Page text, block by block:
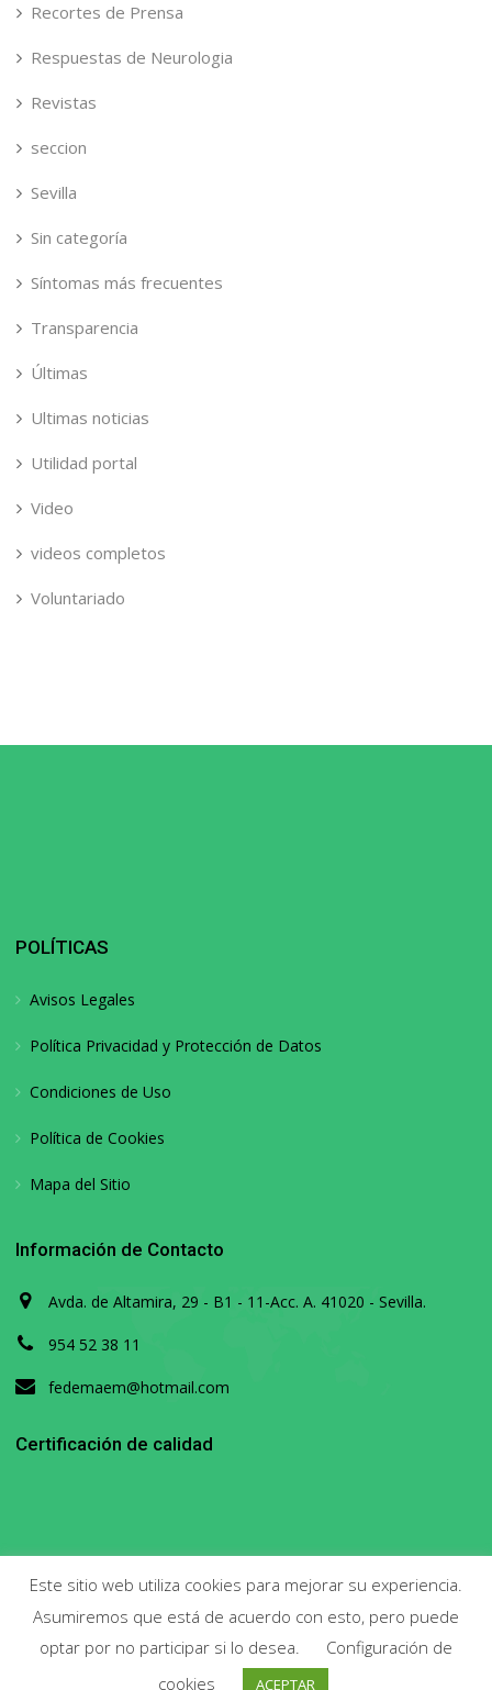
Recortes de Prensa
Respuestas de Neurologia
Revistas
seccion
Sevilla
Sin categoría
Síntomas más frecuentes
Transparencia
Últimas
Ultimas noticias
Utilidad portal
Video
videos completos
Voluntariado
POLÍTICAS
Avisos Legales
Política Privacidad y Protección de Datos
Condiciones de Uso
Política de Cookies
Mapa del Sitio
Información de Contacto
Avda. de Altamira, 29 - B1 - 11-Acc. A. 41020 - Sevilla.
954 52 38 11
fedemaem@hotmail.com
Certificación de calidad
Copyright 2020. Todos los derechos reservados.
Este sitio web utiliza cookies para mejorar su experiencia.
Asumiremos que está de acuerdo con esto, pero puede
optar por no participar si lo desea.
Configuración de
cookies
ACEPTAR